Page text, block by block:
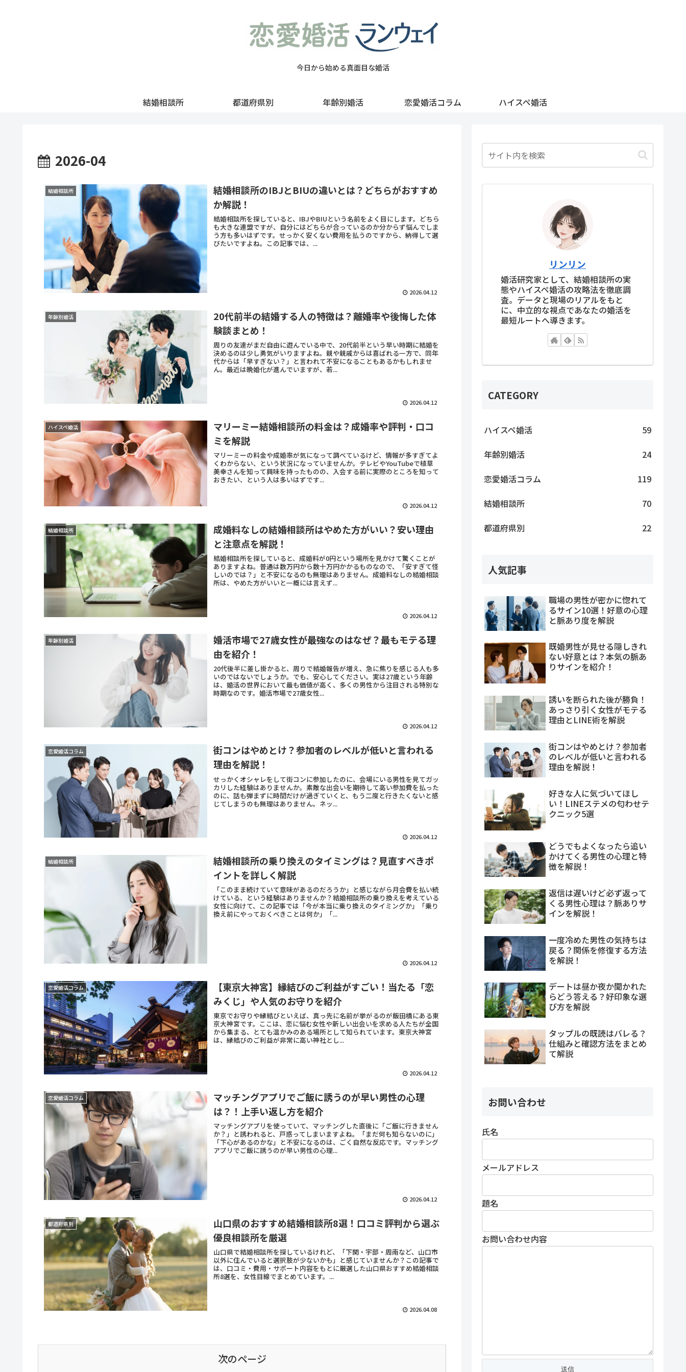
今日から始める真面目な婚活
結婚相談所 都道府県別 年齢別婚活 恋愛婚活コラム ハイスペ婚活
2026-04
結婚相談所
結婚相談所のIBJとBIUの違いとは？どちらがおすすめ
か解説！
結婚相談所を探していると、IBJやBIUという名前をよく目にします。どちら
も大きな連盟ですが、自分にはどちらが合っているのか分からず悩んでしま
う方も多いはずです。せっかく安くない費用を払うのですから、納得して選
びたいですよね。この記事では、...
2026.04.12
年齢別婚活
20代前半の結婚する人の特徴は？離婚率や後悔した体
験談まとめ！
周りの友達がまだ自由に遊んでいる中で、20代前半という早い時期に結婚を
決めるのは少し勇気がいりますよね。親や親戚からは喜ばれる一方で、同年
代からは「早すぎない？」と言われて不安になることもあるかもしれませ
ん。最近は晩婚化が進んでいますが、若...
2026.04.12
ハイスペ婚活
マリーミー結婚相談所の料金は？成婚率や評判・口コ
ミを解説
マリーミーの料金や成婚率が気になって調べているけど、情報が多すぎてよ
くわからない、という状況になっていませんか。テレビやYouTubeで植草
美幸さんを知って興味を持ったものの、入会する前に実際のところを知って
おきたい、という人は多いはずです...
2026.04.12
結婚相談所
成婚料なしの結婚相談所はやめた方がいい？安い理由
と注意点を解説！
結婚相談所を探していると、成婚料が0円という場所を見かけて驚くことが
ありますよね。普通は数万円から数十万円かかるものなので、「安すぎて怪
しいのでは？」と不安になるのも無理はありません。成婚料なしの結婚相談
所は、やめた方がいいと一概には言えず...
2026.04.12
年齢別婚活
婚活市場で27歳女性が最強なのはなぜ？最もモテる理
由を紹介！
20代後半に差し掛かると、周りで結婚報告が増え、急に焦りを感じる人も多
いのではないでしょうか。でも、安心してください。実は27歳という年齢
は、婚活の世界において最も価値が高く、多くの男性から注目される特別な
時期なのです。婚活市場で27歳女性...
2026.04.12
恋愛婚活コラム
街コンはやめとけ？参加者のレベルが低いと言われる
理由を解説！
せっかくオシャレをして街コンに参加したのに、会場にいる男性を見てガッ
カリした経験はありませんか。素敵な出会いを期待して高い参加費を払った
のに、話も弾まずに時間だけが過ぎていくと、もう二度と行きたくないと感
じてしまうのも無理はありません。ネッ...
2026.04.12
結婚相談所
結婚相談所の乗り換えのタイミングは？見直すべきポ
イントを詳しく解説
「このまま続けていて意味があるのだろうか」と感じながら月会費を払い続
けている、という経験はありませんか？結婚相談所の乗り換えを考えている
女性に向けて、この記事では「今が本当に乗り換えのタイミングか」「乗り
換え前にやっておくべきことは何か」「...
2026.04.12
恋愛婚活コラム
【東京大神宮】縁結びのご利益がすごい！当たる「恋
みくじ」や人気のお守りを紹介
東京でお守りや縁結びといえば、真っ先に名前が挙がるのが飯田橋にある東
京大神宮です。ここは、恋に悩む女性や新しい出会いを求める人たちが全国
から集まる、とても温かみのある場所として知られています。東京大神宮
は、縁結びのご利益が非常に高い神社とし...
2026.04.12
恋愛婚活コラム
マッチングアプリでご飯に誘うのが早い男性の心理
は？！上手い返し方を紹介
マッチングアプリを使っていて、マッチングした直後に「ご飯に行きません
か？」と誘われると、戸惑ってしまいますよね。「まだ何も知らないのに」
「下心があるのかな」と不安になるのは、ごく自然な反応です。マッチング
アプリでご飯に誘うのが早い男性の心理...
2026.04.12
都道府県別
山口県のおすすめ結婚相談所8選！口コミ評判から選ぶ
優良相談所を厳選
山口県で結婚相談所を探しているけれど、「下関・宇部・周南など、山口市
以外に住んでいると選択肢が少ないかも」と感じていませんか？この記事で
は、口コミ・費用・サポート内容をもとに厳選した山口県おすすめ結婚相談
所8選を、女性目線でまとめています。...
2026.04.08
次のページ
リンリン
婚活研究家として、結婚相談所の実
態やハイスペ婚活の攻略法を徹底調
査。データと現場のリアルをもと
に、中立的な視点であなたの婚活を
最短ルートへ導きます。
CATEGORY
ハイスペ婚活
59
年齢別婚活
24
恋愛婚活コラム
119
結婚相談所
70
都道府県別
22
人気記事
職場の男性が密かに惚れて
るサイン10選！好意の心理
と脈あり度を解説
既婚男性が見せる隠しきれ
ない好意とは？本気の脈あ
りサインを紹介！
誘いを断られた後が勝負！
あっさり引く女性がモテる
理由とLINE術を解説
街コンはやめとけ？参加者
のレベルが低いと言われる
理由を解説！
好きな人に気づいてほし
い！LINEステメの匂わせテ
クニック5選
どうでもよくなったら追い
かけてくる男性の心理と特
徴を解説！
返信は遅いけど必ず返って
くる男性心理は？脈ありサ
インを解説！
一度冷めた男性の気持ちは
戻る？関係を修復する方法
を解説！
デートは昼か夜か聞かれた
らどう答える？好印象な選
び方を解説
タップルの既読はバレる？
仕組みと確認方法をまとめ
て解説
お問い合わせ
氏名
メールアドレス
題名
お問い合わせ内容